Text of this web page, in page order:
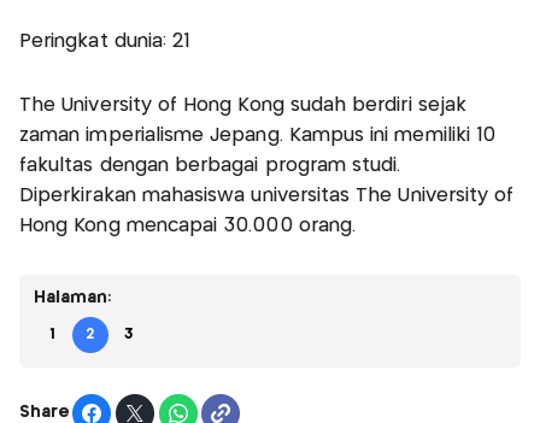
Peringkat dunia: 21
The University of Hong Kong sudah berdiri sejak
zaman imperialisme Jepang. Kampus ini memiliki 10
fakultas dengan berbagai program studi.
Diperkirakan mahasiswa universitas The University of
Hong Kong mencapai 30.000 orang.
Halaman:
1 2 3
Share